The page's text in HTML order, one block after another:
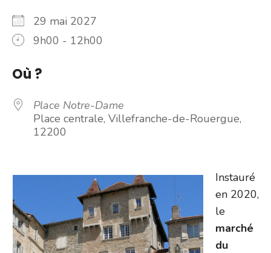
29 mai 2027
9h00 - 12h00
Où ?
Place Notre-Dame
Place centrale, Villefranche-de-Rouergue,
12200
Instauré
en 2020,
le
marché
du